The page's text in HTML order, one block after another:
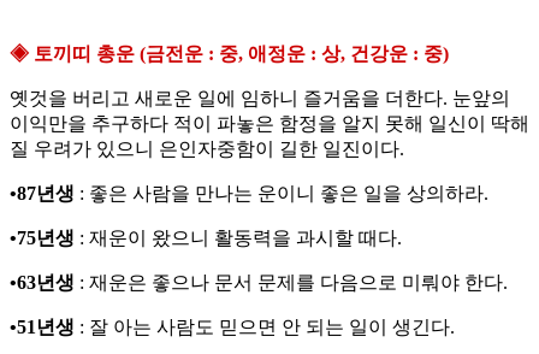
◈ 토끼띠 총운 (금전운 : 중, 애정운 : 상, 건강운 : 중)
옛것을 버리고 새로운 일에 임하니 즐거움을 더한다. 눈앞의
이익만을 추구하다 적이 파놓은 함정을 알지 못해 일신이 딱해
질 우려가 있으니 은인자중함이 길한 일진이다.
•87년생 : 좋은 사람을 만나는 운이니 좋은 일을 상의하라.
•75년생 : 재운이 왔으니 활동력을 과시할 때다.
•63년생 : 재운은 좋으나 문서 문제를 다음으로 미뤄야 한다.
•51년생 : 잘 아는 사람도 믿으면 안 되는 일이 생긴다.